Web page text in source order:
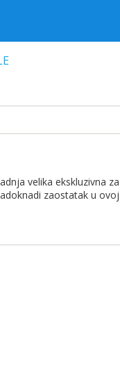
velika ekskluzivna
zaostatak u